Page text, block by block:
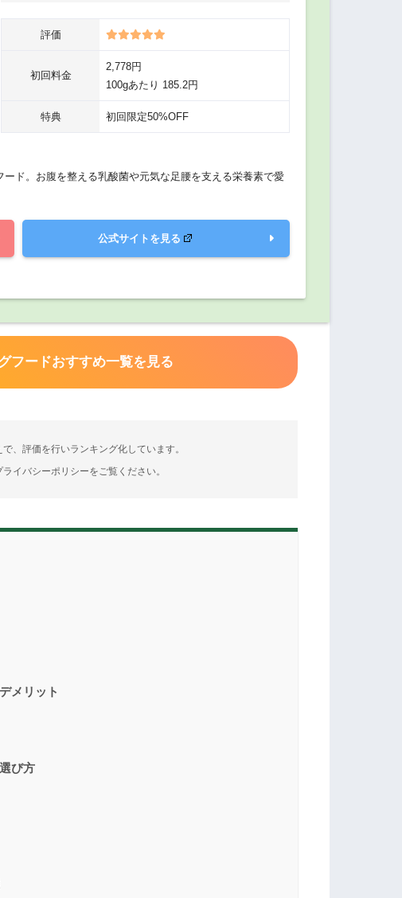
評価
初回料金
2,778円
100gあたり 185.2円
特典 初回限定50%OFF
ド。お腹を整える乳酸菌や元気な足腰を支える栄養素で愛
公式サイトを見る
フードおすすめ一覧を見る
、評価を行いランキング化しています。
イバシーポリシーをご覧ください。
メリット
び方